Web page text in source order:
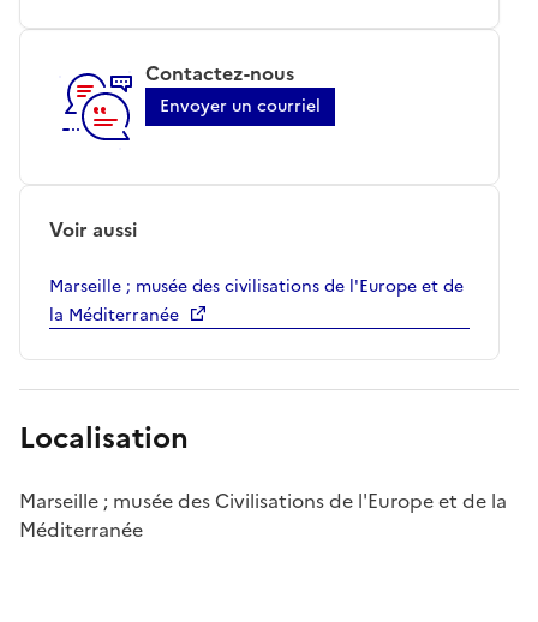
Contactez-nous
Envoyer un courriel
Voir aussi
Marseille ; musée des civilisations de l'Europe et de
la Méditerranée
Localisation
Marseille ; musée des Civilisations de l'Europe et de la
Méditerranée